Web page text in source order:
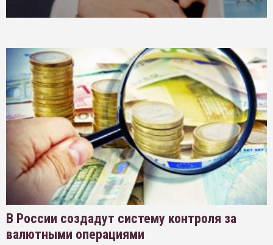
В России создадут систему контроля за
валютными операциями